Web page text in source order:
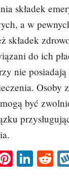
składek
a w
składek
do ich
nie posiadają
Osoby
być
Pi
Li
R